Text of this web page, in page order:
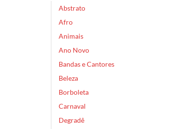
Abstrato
Afro
Animais
Ano Novo
Bandas e Cantores
Beleza
Borboleta
Carnaval
Degradê